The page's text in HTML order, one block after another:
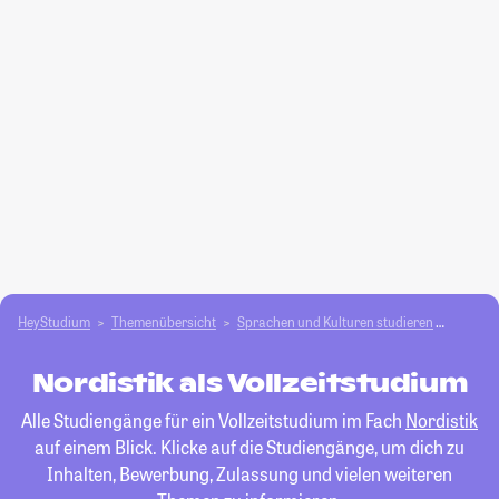
HeyStudium Themenübersicht Sprachen und Kulturen studieren
Nordistik als Vollzeitstudium
Alle Studiengänge für ein Vollzeitstudium im Fach Nordistik
auf einem Blick. Klicke auf die Studiengänge, um dich zu
Inhalten, Bewerbung, Zulassung und vielen weiteren